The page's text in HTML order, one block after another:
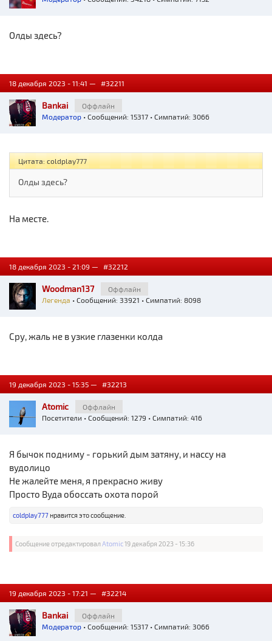
Олды здесь?
18 декабря 2023 - 11:41 — #32211
Bankai
Оффлайн
Модератор • Сообщений: 15317 • Симпатий: 3066
Цитата: coldplay777
Олды здесь?
На месте.
18 декабря 2023 - 21:09 — #32212
Woodman137
Оффлайн
Легенда • Сообщений: 33921 • Симпатий: 8098
Сру, жаль не в узкие глазенки колда
19 декабря 2023 - 15:35 — #32213
Atomic
Оффлайн
Посетители • Сообщений: 1279 • Симпатий: 416
Я бычок подниму - горький дым затяну, и нассу на
вудолицо
Не жалейте меня, я прекрасно живу
Просто Вуда обоссать охота порой
coldplay777нравится это сообщение.
Сообщение отредактировалAtomic19 декабря 2023 - 15:36
19 декабря 2023 - 17:21 — #32214
Bankai
Оффлайн
Модератор • Сообщений: 15317 • Симпатий: 3066